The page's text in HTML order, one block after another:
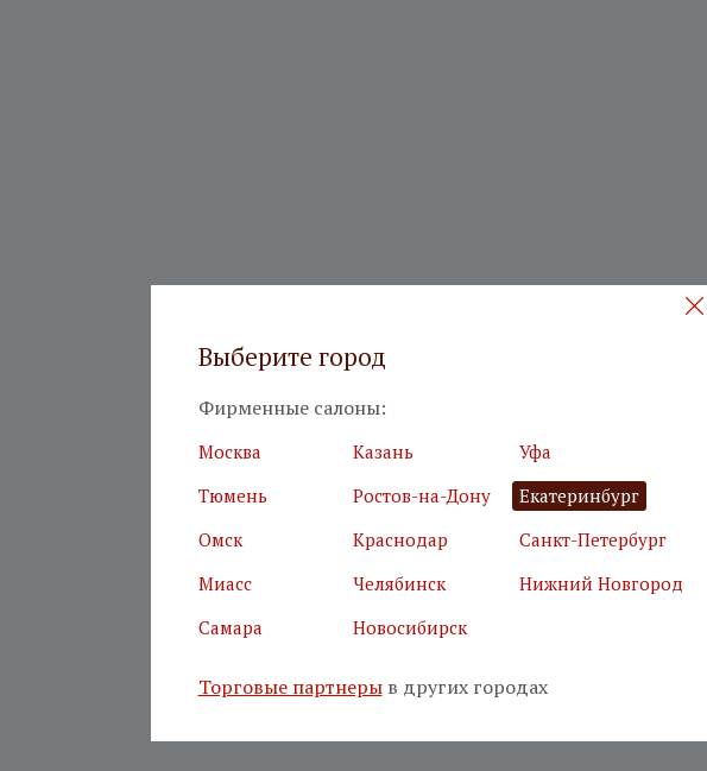
Выберите город
Фирменные салоны:
Москва Казань
Уфа
Тюмень
Ростов-на-Дону
Екатеринбург
Омск
Краснодар
Санкт-Петербург
Миасс
Челябинск
Нижний Новгород
Самара
Новосибирск
Торговые партнерыв других городах